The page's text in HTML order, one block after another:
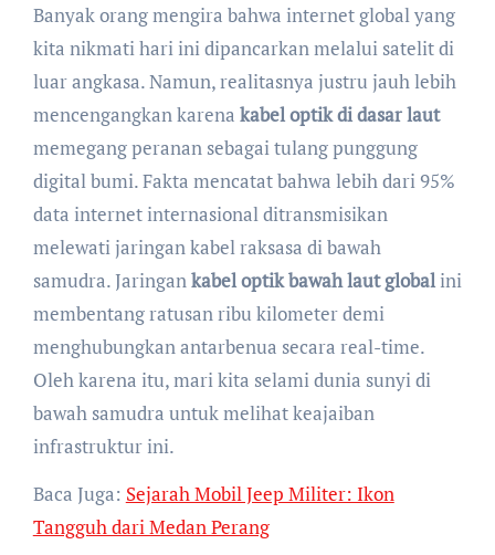
Banyak orang mengira bahwa internet global yang
kita nikmati hari ini dipancarkan melalui satelit di
luar angkasa. Namun, realitasnya justru jauh lebih
mencengangkan karena kabel optik di dasar laut
memegang peranan sebagai tulang punggung
digital bumi. Fakta mencatat bahwa lebih dari 95%
data internet internasional ditransmisikan
melewati jaringan kabel raksasa di bawah
samudra. Jaringan kabel optik bawah laut globalini
membentang ratusan ribu kilometer demi
menghubungkan antarbenua secara real-time.
Oleh karena itu, mari kita selami dunia sunyi di
bawah samudra untuk melihat keajaiban
infrastruktur ini.
Baca Juga: Sejarah Mobil Jeep Militer: Ikon
Tangguh dari Medan Perang